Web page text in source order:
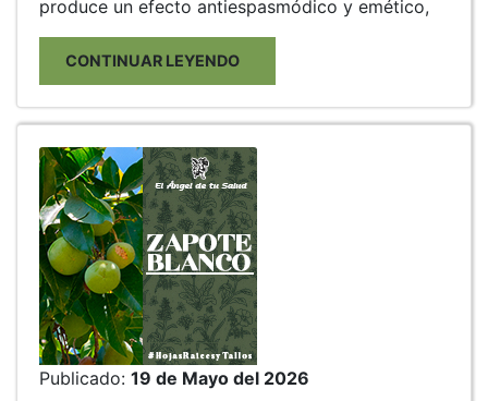
produce un efecto antiespasmódico y emético,
CONTINUAR LEYENDO
Publicado: 19 de Mayo del 2026